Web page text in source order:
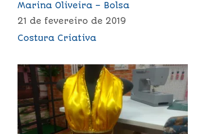
Marina Oliveira – Bolsa
21 de fevereiro de 2019
Costura Criativa